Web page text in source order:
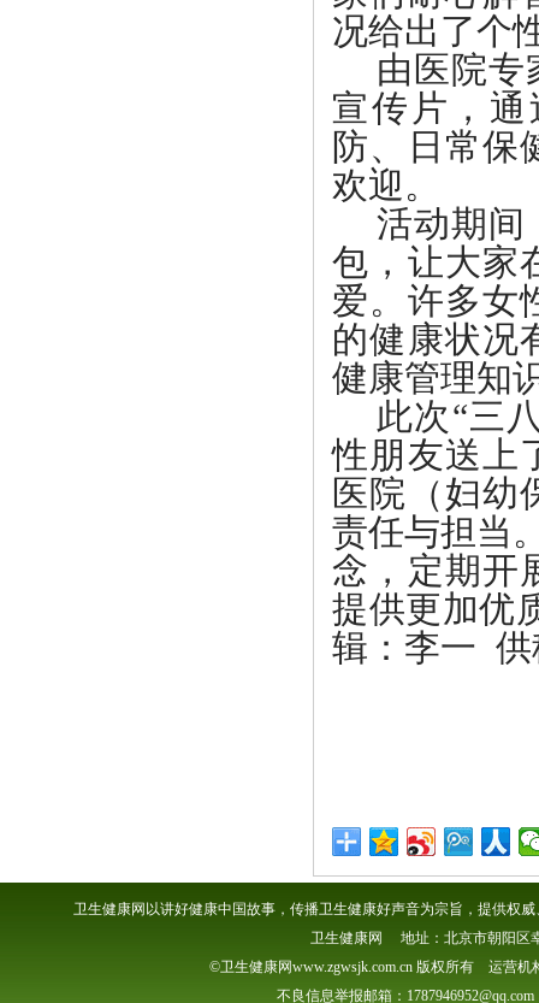
况给出了个
由医院专
宣传片，
防、日常保
欢迎。
活动期间
包，让大家
爱。许多女
的健康状况
健康管理知
此次“三
性朋友送上
医院（妇幼
责任与担当
念，定期开
提供更加优
辑：李一 供
卫生健康网以讲好健康中国故事，传播卫生健康好声音为宗旨，提供权
卫生健康网 地址：北京市朝阳区
©卫生健康网www.zgwsjk.com.cn 版权所有 运营
不良信息举报邮箱：